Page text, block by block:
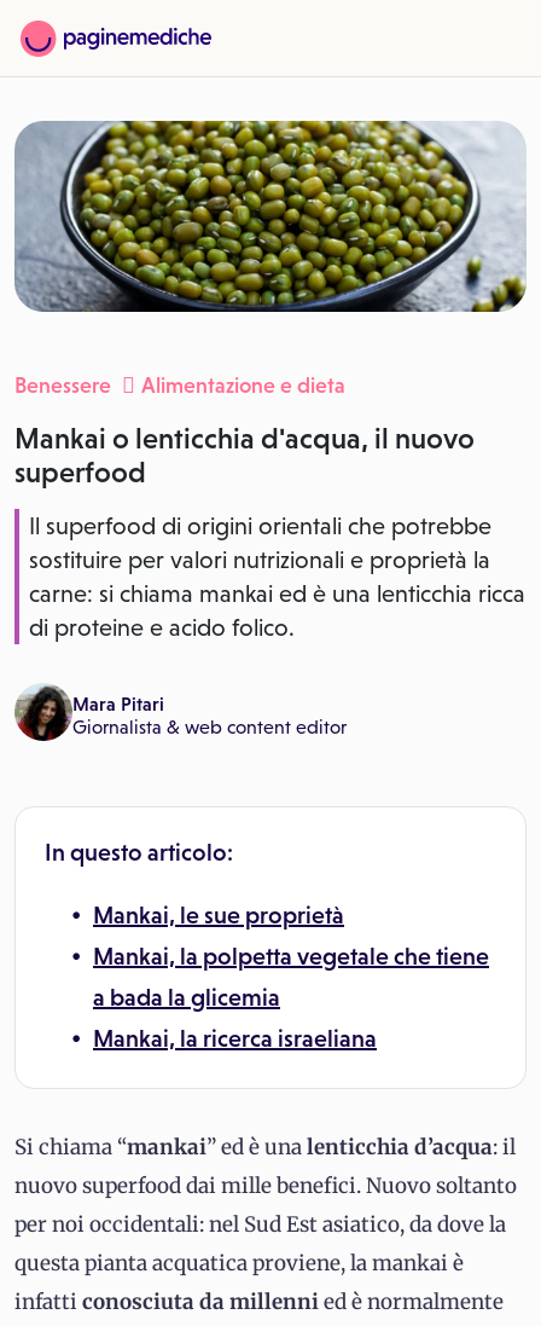
Benessere Alimentazione e dieta
Mankai o lenticchia d'acqua, il nuovo
superfood
Il superfood di origini orientali che potrebbe
sostituire per valori nutrizionali e proprietà la
carne: si chiama mankai ed è una lenticchia ricca
di proteine e acido folico.
Mara Pitari
Giornalista & web content editor
In questo articolo:
Mankai, le sue proprietà
Mankai, la polpetta vegetale che tiene
a bada la glicemia
Mankai, la ricerca israeliana
Si chiama “mankai” ed è unalenticchia d’acqua: il
nuovo superfood dai mille benefici. Nuovo soltanto
per noi occidentali: nel Sud Est asiatico, da dove la
questa pianta acquatica proviene, la mankai è
infatti conosciuta da millennied è normalmente